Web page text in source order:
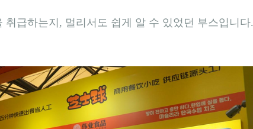
급하는지, 멀리서도 쉽게 알 수 있었던 부스입니다.